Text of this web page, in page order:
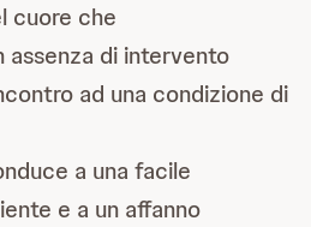
cuore che
assenza di intervento
ad una condizione di
a una facile
e a un affanno